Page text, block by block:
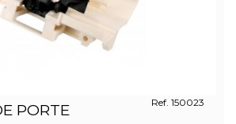
PORTE
Ref. 150023